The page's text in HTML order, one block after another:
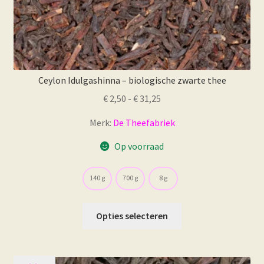
Ceylon Idulgashinna – biologische zwarte thee
€ 2,50 - € 31,25
tot
€ 31,25
Merk: De Theefabriek
Op voorraad
140 g 700 g 8 g
Opties selecteren